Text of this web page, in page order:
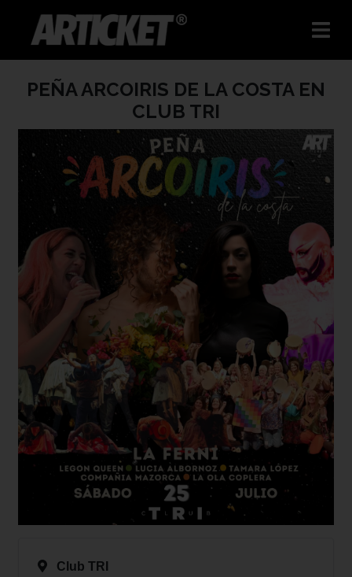
PEÑA ARCOIRIS DE LA COSTA EN
CLUB TRI
Club TRI